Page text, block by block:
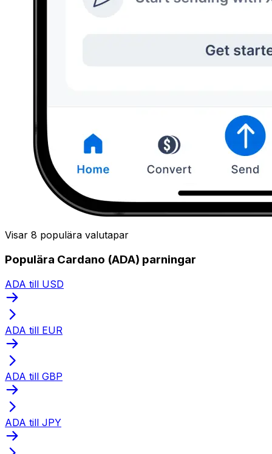
Visar 8 populära valutapar
Populära Cardano (ADA) parningar
ADA till USD
ADA till EUR
ADA till GBP
ADA till JPY